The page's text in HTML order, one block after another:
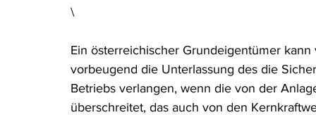
Wasserrecht RDU Umwelt-Ausgabe Erdgas
\
Ein österreichischer Grundeigentümer
vorbeugend die Unterlassung des die
Betriebs verlangen, wenn die von der
überschreitet, das auch von den